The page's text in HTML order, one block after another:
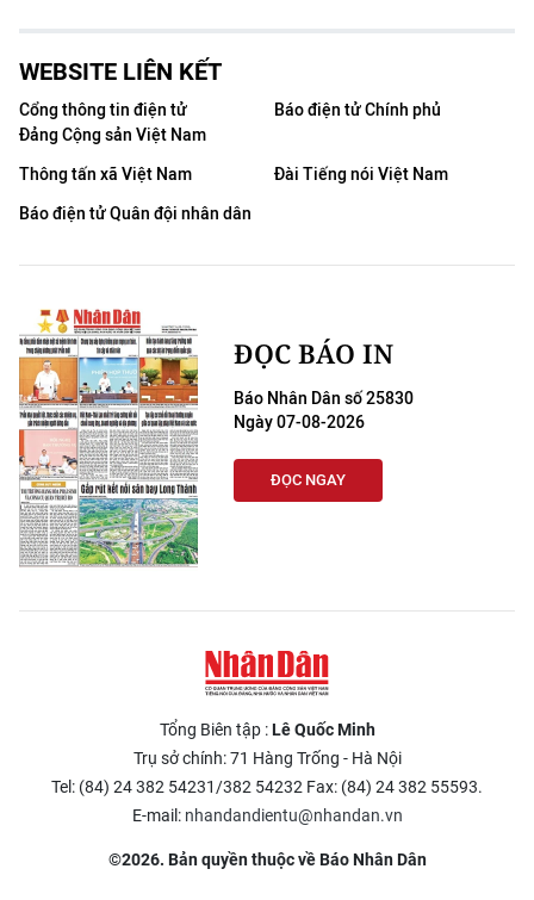
WEBSITE LIÊN KẾT
Cổng thông tin điện tử
Đảng Cộng sản Việt Nam
Báo điện tử Chính phủ
Thông tấn xã Việt Nam
Đài Tiếng nói Việt Nam
Báo điện tử Quân đội nhân dân
ĐỌC BÁO IN
Báo Nhân Dân số 25830
Ngày 07-08-2026
ĐỌC NGAY
Tổng Biên tập :Lê Quốc Minh
Trụ sở chính: 71 Hàng Trống - Hà Nội
Tel: (84) 24 382 54231/382 54232 Fax: (84) 24 382 55593.
E-mail: nhandandientu@nhandan.vn
©2026. Bản quyền thuộc về Báo Nhân Dân